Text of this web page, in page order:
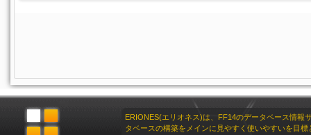
ERIONES(エリオネス)は、FF14のデータベース情報
タベースの構築をメインに見やすく使いやすいを目標